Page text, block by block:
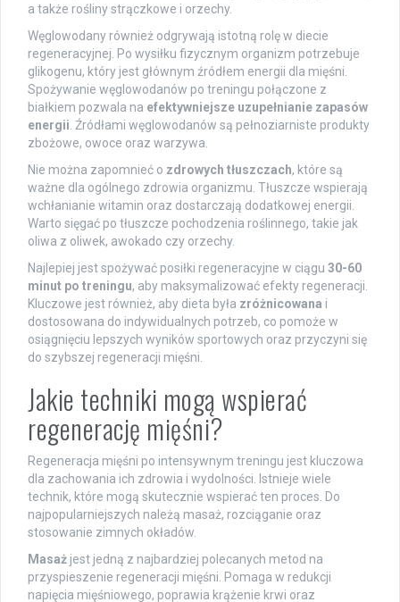
a także rośliny strączkowe i orzechy.
Węglowodany również odgrywają istotną rolę w diecie
regeneracyjnej. Po wysiłku fizycznym organizm potrzebuje
glikogenu, który jest głównym źródłem energii dla mięśni.
Spożywanie węglowodanów po treningu połączone z
białkiem pozwala na efektywniejsze uzupełnianie zapasów
energii. Źródłami węglowodanów są pełnoziarniste produkty
zbożowe, owoce oraz warzywa.
Nie można zapomnieć o zdrowych tłuszczach, które są
ważne dla ogólnego zdrowia organizmu. Tłuszcze wspierają
wchłanianie witamin oraz dostarczają dodatkowej energii.
Warto sięgać po tłuszcze pochodzenia roślinnego, takie jak
oliwa z oliwek, awokado czy orzechy.
Najlepiej jest spożywać posiłki regeneracyjne w ciągu 30-60
minut po treningu, aby maksymalizować efekty regeneracji.
Kluczowe jest również, aby dieta była zróżnicowana i
dostosowana do indywidualnych potrzeb, co pomoże w
osiągnięciu lepszych wyników sportowych oraz przyczyni się
do szybszej regeneracji mięśni.
Jakie techniki mogą wspierać
regenerację mięśni?
Regeneracja mięśni po intensywnym treningu jest kluczowa
dla zachowania ich zdrowia i wydolności. Istnieje wiele
technik, które mogą skutecznie wspierać ten proces. Do
najpopularniejszych należą masaż, rozciąganie oraz
stosowanie zimnych okładów.
Masaż jest jedną z najbardziej polecanych metod na
przyspieszenie regeneracji mięśni. Pomaga w redukcji
napięcia mięśniowego, poprawia krążenie krwi oraz